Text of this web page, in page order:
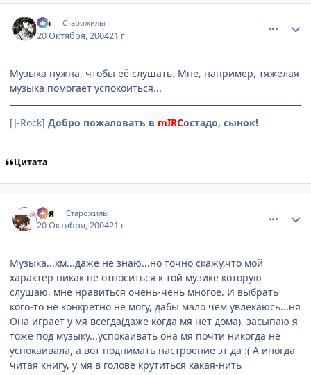
Lia Старожилы
20 Октября, 200421 г
Музыка нужна, чтобы её слушать. Мне, например, тяжелая
музыка помогает успокоиться...
[J-Rock] Добро пожаловать в mIRCостадо, сынок!
Цитата
Ася Старожилы
20 Октября, 200421 г
Музыка...хм...даже не знаю...но точно скажу,что мой
характер никак не относиться к той музике которую
слушаю, мне нравиться очень-чень многое. И выбрать
кого-то не конкретно не могу, дабы мало чем увлекаюсь...ня
Она играет у мя всегда(даже когда мя нет дома), засыпаю я
тоже под музыку...успокаивать она мя почти никогда не
успокаивала, а вот поднимать настроение эт да :( А иногда
читая книгу, у мя в голове крутиться какая-нить